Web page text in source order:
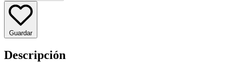
Guardar
Descripción